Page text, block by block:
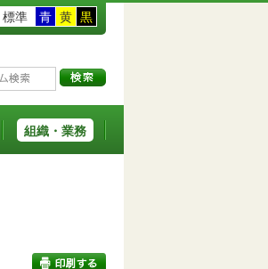
標準 青 黄 黒
組織・業務